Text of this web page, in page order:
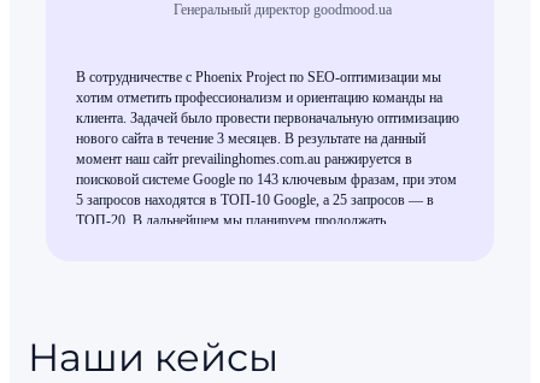
Генеральный директор goodmood.ua
В сотрудничестве с Phoenix Project по SEO-оптимизации мы
хотим отметить профессионализм и ориентацию команды на
клиента. Задачей было провести первоначальную оптимизацию
нового сайта в течение 3 месяцев. В результате на данный
момент наш сайт prevailinghomes.com.au ранжируется в
поисковой системе Google по 143 ключевым фразам, при этом
5 запросов находятся в ТОП-10 Google, а 25 запросов — в
ТОП-20. В дальнейшем мы планируем продолжать
Наши кейсы